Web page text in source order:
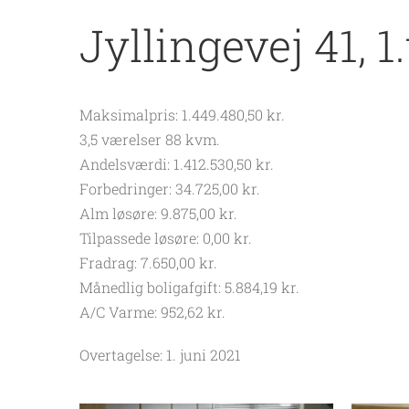
Jyllingevej 41,
Maksimalpris: 1.449.480,50 kr.
3,5 værelser 88 kvm.
Andelsværdi: 1.412.530,50 kr.
Forbedringer: 34.725,00 kr.
Alm løsøre: 9.875,00 kr.
Tilpassede løsøre: 0,00 kr.
Fradrag: 7.650,00 kr.
Månedlig boligafgift: 5.884,19 kr.
A/C Varme: 952,62 kr.
Overtagelse: 1. juni 2021